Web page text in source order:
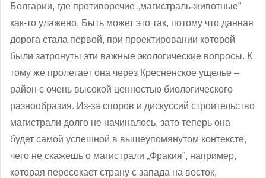
Болгарии, где противоречие „магистраль-животные”
как-то улажено. Быть может это так, потому что данная
дорога стала первой, при проектировании которой
были затронуты эти важные экологические вопросы. К
тому же пролегает она через Кресненское ущелье –
район с очень высокой ценностью биологического
разнообразия. Из-за споров и дискуссий строительство
магистрали долго не начиналось, зато теперь она
будет самой успешной в вышеупомянутом контексте,
чего не скажешь о магистрали „Фракия”, например,
которая пересекает страну с запада на восток,